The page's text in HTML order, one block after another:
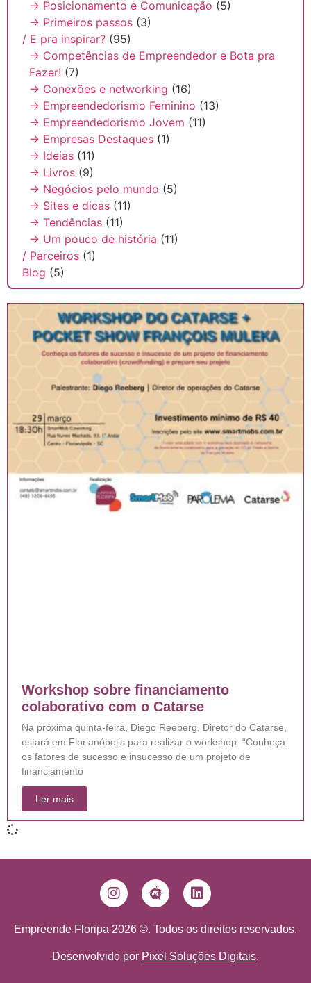
Workshop sobre financiamento
colaborativo com o Catarse
Na próxima quinta-feira, Diego Reeberg, Diretor do Catarse,
estará em Florianópolis para realizar o workshop: “Conheça
os fatores de sucesso e insucesso de um projeto de
financiamento
Ler mais
→ Posicionamento e Comunicação (5)
→ Primeiros passos (3)
/ E pra inspirar? (95)
→ Competências de Empreendedor e Bota pra
Fazer! (7)
→ Conexões e networking (16)
→ Empreendedorismo Feminino (13)
→ Empreendedorismo Jovem (11)
→ Empresas Destaques (1)
→ Ideias (11)
→ Livros (9)
→ Negócios pelo mundo (5)
→ Sites e dicas (11)
→ Tendências (11)
→ Um pouco de história (11)
/ Parceiros (1)
Blog (5)
Empreende Floripa 2026 ©. Todos os direitos reservados.
Desenvolvido por Pixel Soluções Digitais.